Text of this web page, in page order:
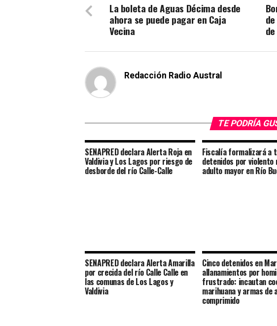
La boleta de Aguas Décima desde
ahora se puede pagar en Caja
Vecina
Redacción Radio Austral
TE PODRÍA
SENAPRED declara Alerta Roja en
Valdivia y Los Lagos por riesgo de
desborde del río Calle-Calle
Fiscalía formalizará a
detenidos por violento
adulto mayor en Río
SENAPRED declara Alerta Amarilla
por crecida del río Calle Calle en
las comunas de Los Lagos y
Valdivia
Cinco detenidos en
allanamientos por
frustrado: incautan
marihuana y armas de
comprimido